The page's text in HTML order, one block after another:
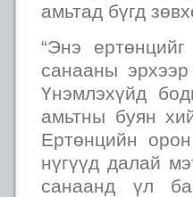
амьтад бүгд
“Энэ
санааны
Үнэмлэхүйд
амьтны буян
Ертөнцийн
нүгүүд далай
санаанд үл